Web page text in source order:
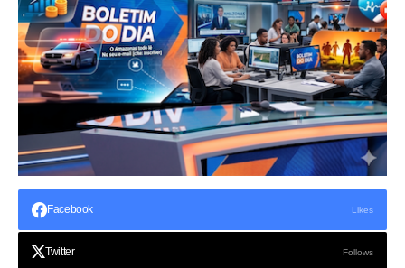
Facebook Likes
Twitter Follows